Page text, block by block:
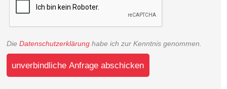
Die Datenschutzerklärung habe ich zur Kenntnis genommen.
unverbindliche Anfrage abschicken